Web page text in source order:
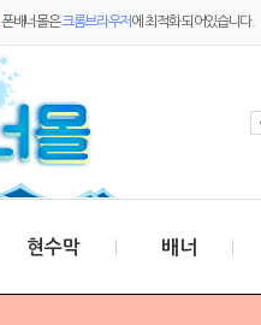
폰배너몰은크롬브라우저에 최적화 되어있습니다.
현수막 배너